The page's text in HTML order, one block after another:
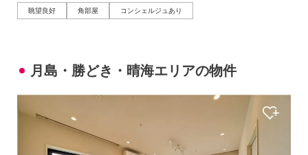
眺望良好 角部屋 コンシェルジュあり
月島・勝どき・晴海エリアの物件